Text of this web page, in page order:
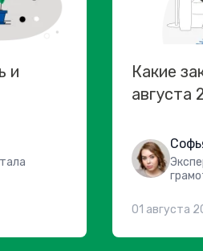
и
Какие
августа
01 августа